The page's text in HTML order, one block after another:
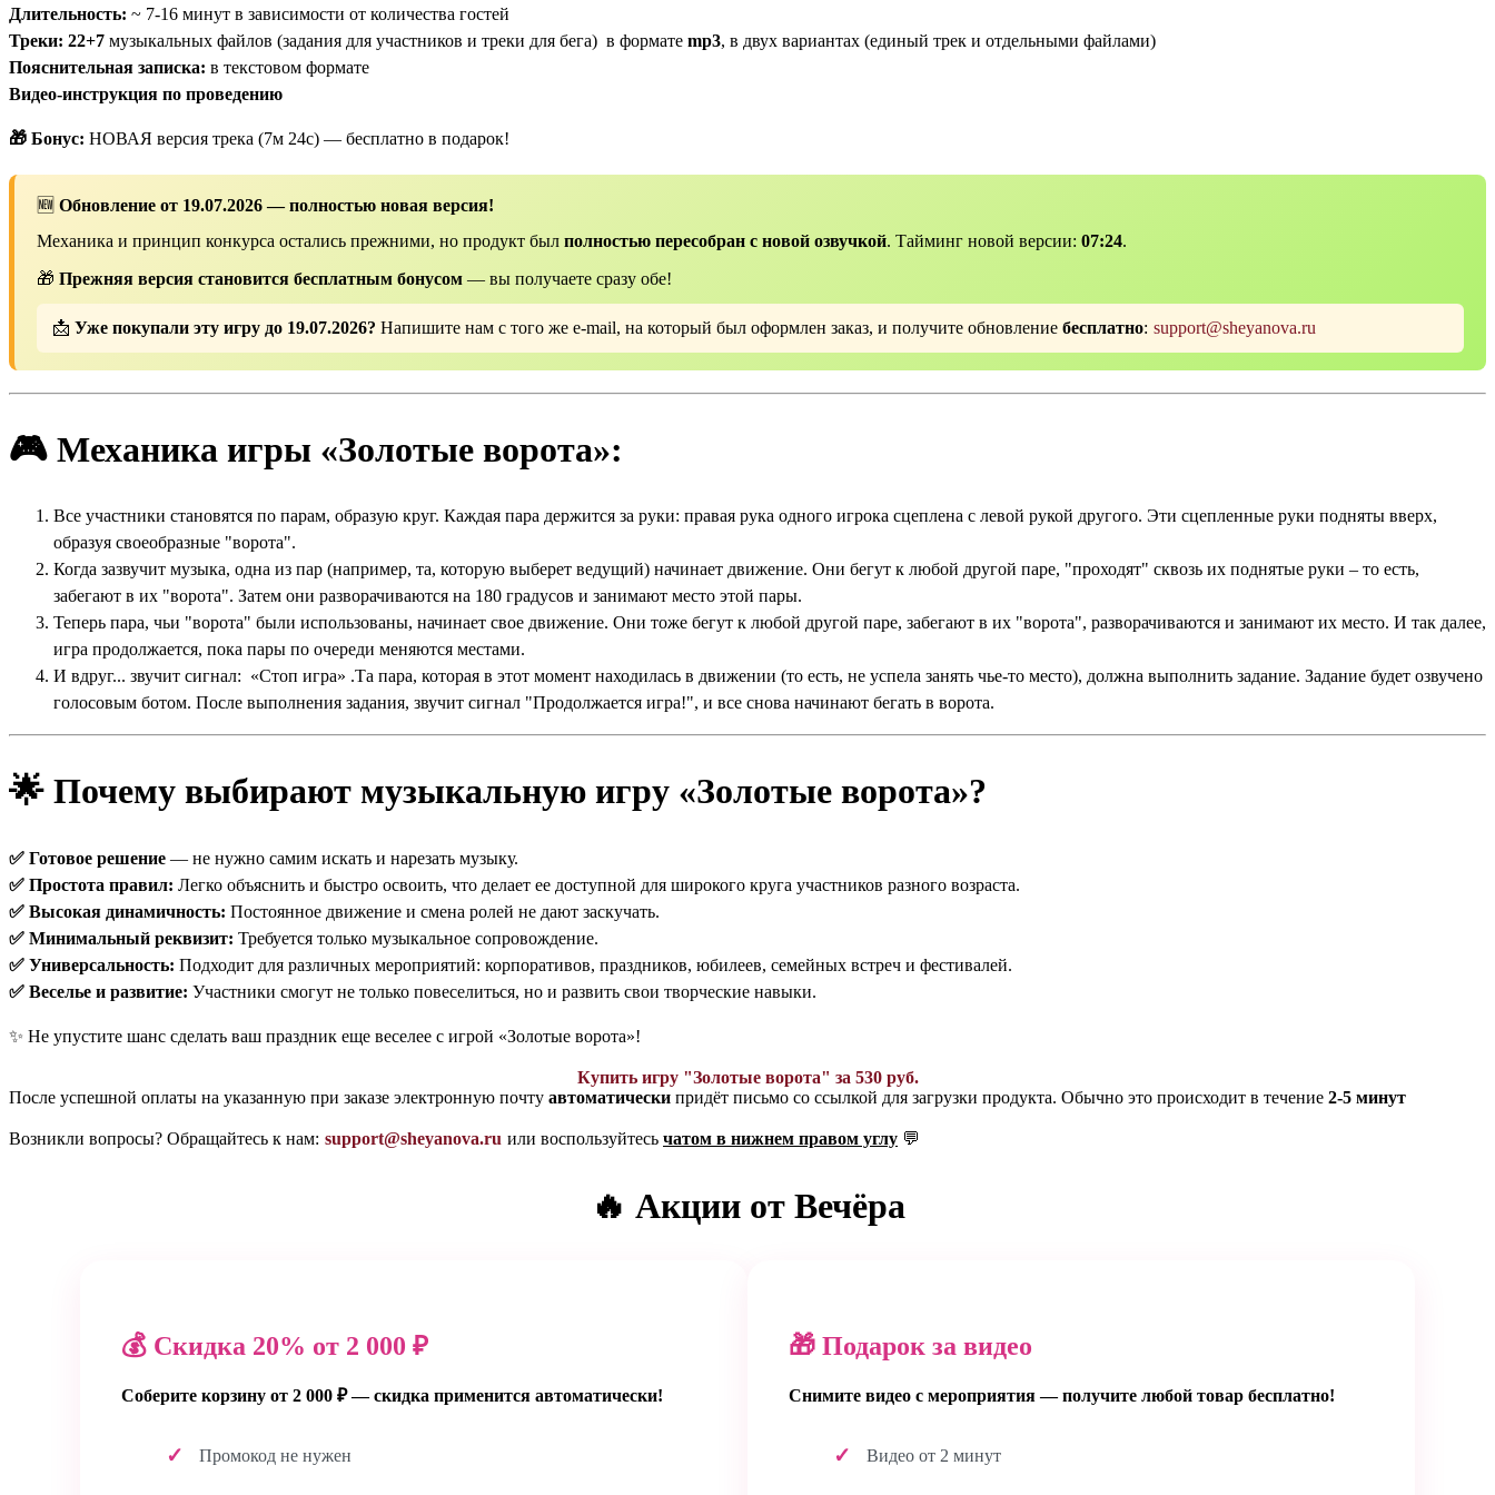
Длительность: ~ 7-16 минут в зависимости от количества гостей
Треки: 22+7 музыкальных файлов (задания для участников и треки для бега) в формате mp3, в двух вариантах (единый трек и отдельными файлами)
Пояснительная записка: в текстовом формате
Видео-инструкция по проведению
🎁 Бонус: НОВАЯ версия трека (7м 24с) — бесплатно в подарок!
🆕 Обновление от 19.07.2026 — полностью новая версия!
Механика и принцип конкурса остались прежними, но продукт был полностью пересобран с новой озвучкой. Тайминг новой версии: 07:24.
🎁 Прежняя версия становится бесплатным бонусом — вы получаете сразу обе!
📩 Уже покупали эту игру до 19.07.2026? Напишите нам с того же e-mail, на который был оформлен заказ, и получите обновление бесплатно: support@sheyanova.ru
🎮 Механика игры «Золотые ворота»:
Все участники становятся по парам, образую круг. Каждая пара держится за руки: правая рука одного игрока сцеплена с левой рукой другого. Эти сцепленные руки подняты вверх,
образуя своеобразные "ворота".
Когда зазвучит музыка, одна из пар (например, та, которую выберет ведущий) начинает движение. Они бегут к любой другой паре, "проходят" сквозь их поднятые руки – то есть,
забегают в их "ворота". Затем они разворачиваются на 180 градусов и занимают место этой пары.
Теперь пара, чьи "ворота" были использованы, начинает свое движение. Они тоже бегут к любой другой паре, забегают в их "ворота", разворачиваются и занимают их место. И так далее,
игра продолжается, пока пары по очереди меняются местами.
И вдруг... звучит сигнал: «Стоп игра» .Та пара, которая в этот момент находилась в движении (то есть, не успела занять чье-то место), должна выполнить задание. Задание будет озвучено
голосовым ботом. После выполнения задания, звучит сигнал "Продолжается игра!", и все снова начинают бегать в ворота.
🌟 Почему выбирают музыкальную игру «Золотые ворота»?
✅ Готовое решение — не нужно самим искать и нарезать музыку.
✅ Простота правил: Легко объяснить и быстро освоить, что делает ее доступной для широкого круга участников разного возраста.
✅ Высокая динамичность: Постоянное движение и смена ролей не дают заскучать.
✅ Минимальный реквизит: Требуется только музыкальное сопровождение.
✅ Универсальность: Подходит для различных мероприятий: корпоративов, праздников, юбилеев, семейных встреч и фестивалей.
✅ Веселье и развитие: Участники смогут не только повеселиться, но и развить свои творческие навыки.
✨ Не упустите шанс сделать ваш праздник еще веселее с игрой «Золотые ворота»!
Купить игру "Золотые ворота" за 530 руб.
После успешной оплаты на указанную при заказе электронную почту автоматически придёт письмо со ссылкой для загрузки продукта. Обычно это происходит в течение 2-5 минут
Возникли вопросы? Обращайтесь к нам: support@sheyanova.ru или воспользуйтесь чатом в нижнем правом углу 💬
🔥 Акции от Вечёра
💰 Скидка 20% от 2 000 ₽
Соберите корзину от 2 000 ₽ — скидка применится автоматически!
Промокод не нужен
🎁 Подарок за видео
Снимите видео с мероприятия — получите любой товар бесплатно!
Видео от 2 минут